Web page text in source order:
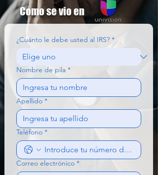
Como se vio en
¿Cuánto le debe usted al IRS? *
Nombre de pila *
Apellido *
Teléfono *
Correo electrónico *